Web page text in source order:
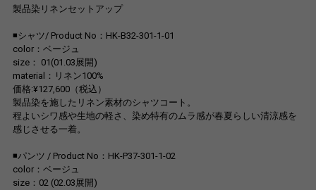
製品染リネンセットアップ
◾️シャツ/ Product No：HK-B32-301-1-01
color：ベージュ
size： 01(01.03展開)
material：リネン100%
価格:¥127,600（税込）
製品染を施したリネン素材のシャツコート。
程よいシワ感や生地の軽さ、染め特有のムラ感が春夏らしい清涼感を
感じさせる一着。
◾️パンツ / Product No：HK-P37-301-1-02
color：ベージュ
size：02 (02.03展開)